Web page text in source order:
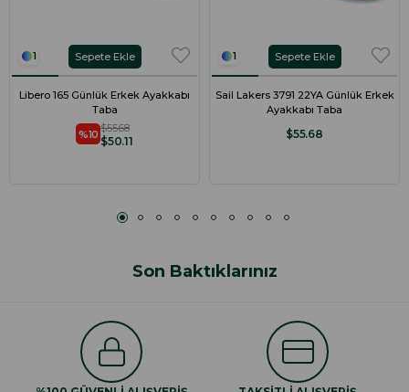
1
Libero 165 Günlük Erkek Ayakkabı
Taba
%10 $50.11
$55.68
Sepete Ekle 1
Sail Lakers 3791 22YA Günlük Erkek
Ayakkabı Taba
$55.68
Sepete Ekle
Son Baktıklarınız